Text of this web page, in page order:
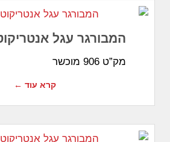
המבורגר עגל אנטריקוט 160
מק”ט 906 מוכשר
קרא עוד ←